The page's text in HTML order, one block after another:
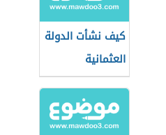
كيف نشأت الدولة
العثمانية